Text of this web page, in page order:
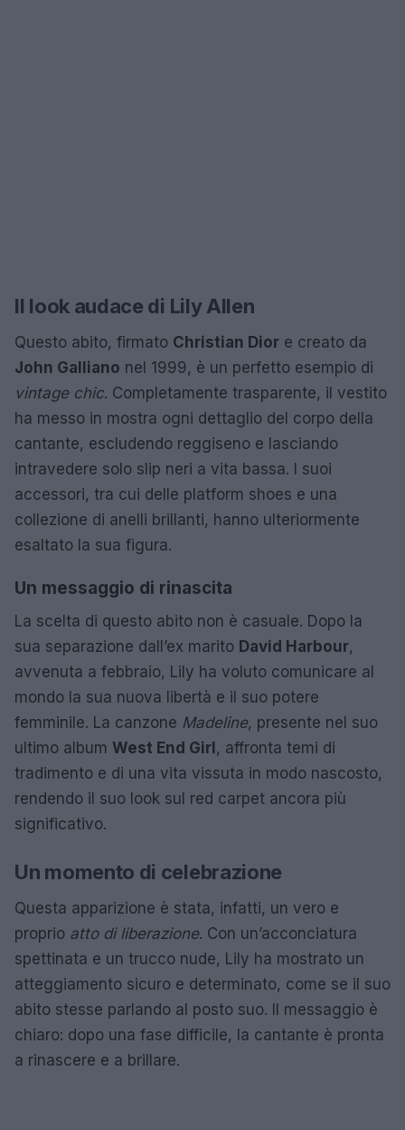
Il look audace di Lily Allen
Questo abito, firmato Christian Dior e creato da
John Galliano nel 1999, è un perfetto esempio di
vintage chic. Completamente trasparente, il vestito
ha messo in mostra ogni dettaglio del corpo della
cantante, escludendo reggiseno e lasciando
intravedere solo slip neri a vita bassa. I suoi
accessori, tra cui delle platform shoes e una
collezione di anelli brillanti, hanno ulteriormente
esaltato la sua figura.
Un messaggio di rinascita
La scelta di questo abito non è casuale. Dopo la
sua separazione dall’ex marito David Harbour,
avvenuta a febbraio, Lily ha voluto comunicare al
mondo la sua nuova libertà e il suo potere
femminile. La canzone Madeline, presente nel suo
ultimo album West End Girl, affronta temi di
tradimento e di una vita vissuta in modo nascosto,
rendendo il suo look sul red carpet ancora più
significativo.
Un momento di celebrazione
Questa apparizione è stata, infatti, un vero e
proprio atto di liberazione. Con un’acconciatura
spettinata e un trucco nude, Lily ha mostrato un
atteggiamento sicuro e determinato, come se il suo
abito stesse parlando al posto suo. Il messaggio è
chiaro: dopo una fase difficile, la cantante è pronta
a rinascere e a brillare.